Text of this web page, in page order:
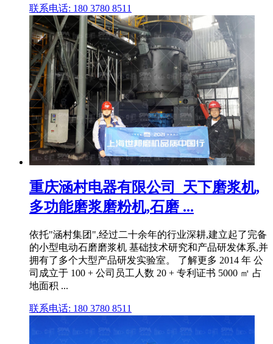
联系电话: 180 3780 8511
重庆涵村电器有限公司_天下磨浆机,
多功能磨浆磨粉机,石磨 ...
依托"涵村集团",经过二十余年的行业深耕,建立起了完备
的小型电动石磨磨浆机 基础技术研究和产品研发体系,并
拥有了多个大型产品研发实验室。 了解更多 2014 年 公
司成立于 100 + 公司员工人数 20 + 专利证书 5000 ㎡ 占
地面积 ...
联系电话: 180 3780 8511